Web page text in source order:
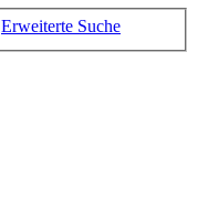
Erweiterte Suche